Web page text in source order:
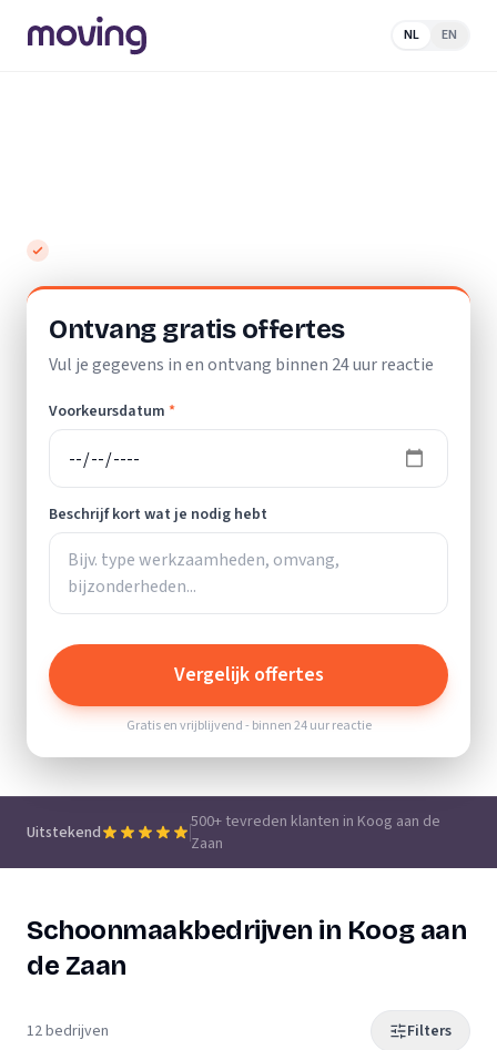
NL EN
Ontvang gratis offertes
Vul je gegevens in en ontvang binnen 24 uur reactie
Voorkeursdatum *
Beschrijf kort wat je nodig hebt
Vergelijk offertes
Gratis en vrijblijvend - binnen 24 uur reactie
Uitstekend
500+ tevreden klanten in Koog aan de
Zaan
Schoonmaakbedrijven in Koog aan
de Zaan
12 bedrijven Filters